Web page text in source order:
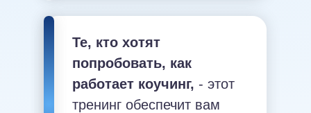
Те, кто хотят
попробовать, как
работает коучинг, - этот
тренинг обеспечит вам